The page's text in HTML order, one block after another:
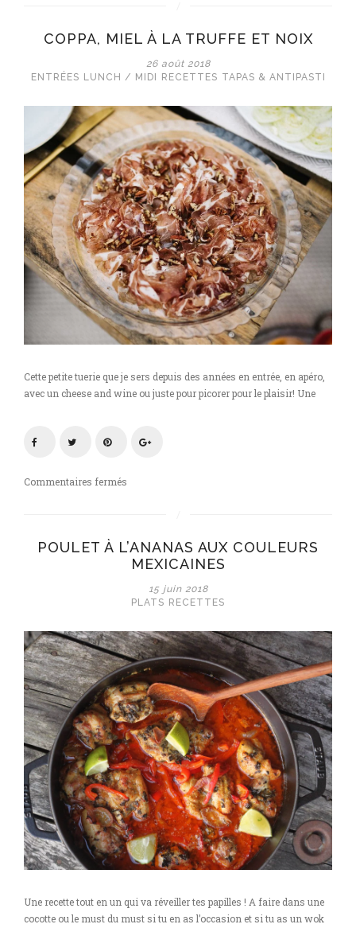
COPPA, MIEL À LA TRUFFE ET NOIX
26 août 2018
ENTRÉES LUNCH / MIDI RECETTES TAPAS & ANTIPASTI
Cette petite tuerie que je sers depuis des années en entrée, en apéro,
avec un cheese and wine ou juste pour picorer pour le plaisir! Une
Commentaires fermés
la
truffe
noix
POULET À L’ANANAS AUX COULEURS
MEXICAINES
15 juin 2018
PLATS RECETTES
Une recette tout en un qui va réveiller tes papilles ! A faire dans une
cocotte ou le must du must si tu en as l’occasion et si tu as un wok